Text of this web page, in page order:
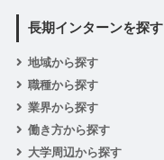
長期インターンを探す
地域から探す
職種から探す
業界から探す
働き方から探す
大学周辺から探す